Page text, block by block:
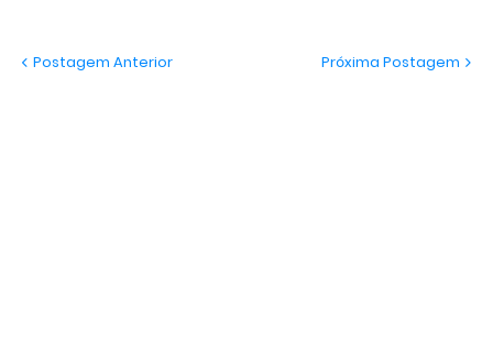
Postagem Anterior Próxima Postagem